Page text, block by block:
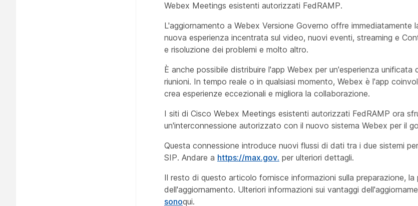
Webex Meetings esistenti autorizzati FedRAMP.
L'aggiornamento a Webex Versione Governo offre immediatamente
nuova esperienza incentrata sul video, nuovi eventi, streaming e
e risoluzione dei problemi e molto altro.
È anche possibile distribuire l'app Webex per un'esperienza unificata
riunioni. In tempo reale o in qualsiasi momento, Webex è l'app
crea esperienze eccezionali e migliora la collaborazione.
I siti di Cisco Webex Meetings esistenti autorizzati FedRAMP ora
un'interconnessione autorizzato con il nuovo sistema Webex per il
Questa connessione introduce nuovi flussi di dati tra i due sistemi
SIP. Andare a https://max.gov. per ulteriori dettagli.
Il resto di questo articolo fornisce informazioni sulla preparazione,
dell'aggiornamento. Ulteriori informazioni sui vantaggi
sonoqui.